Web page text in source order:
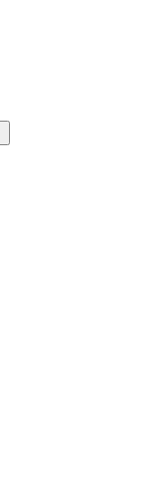
öffnen